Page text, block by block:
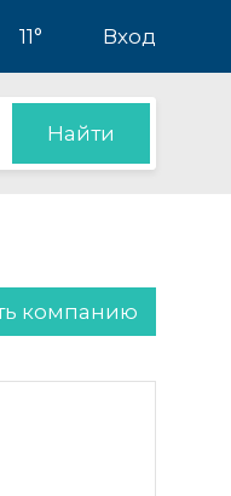
11° Вход
Найти
компанию